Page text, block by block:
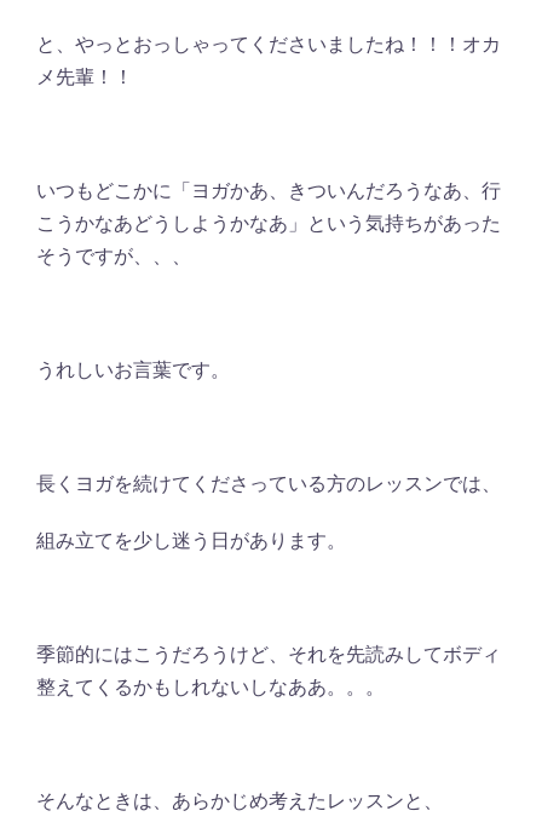
と、やっとおっしゃってくださいましたね！！！オカ
メ先輩！！
いつもどこかに「ヨガかあ、きついんだろうなあ、行
こうかなあどうしようかなあ」という気持ちがあった
そうですが、、、
うれしいお言葉です。
長くヨガを続けてくださっている方のレッスンでは、
組み立てを少し迷う日があります。
季節的にはこうだろうけど、それを先読みしてボディ
整えてくるかもしれないしなああ。。。
そんなときは、あらかじめ考えたレッスンと、